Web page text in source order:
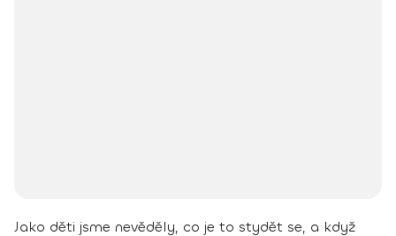
Jako děti jsme nevěděly, co je to stydět se, a když